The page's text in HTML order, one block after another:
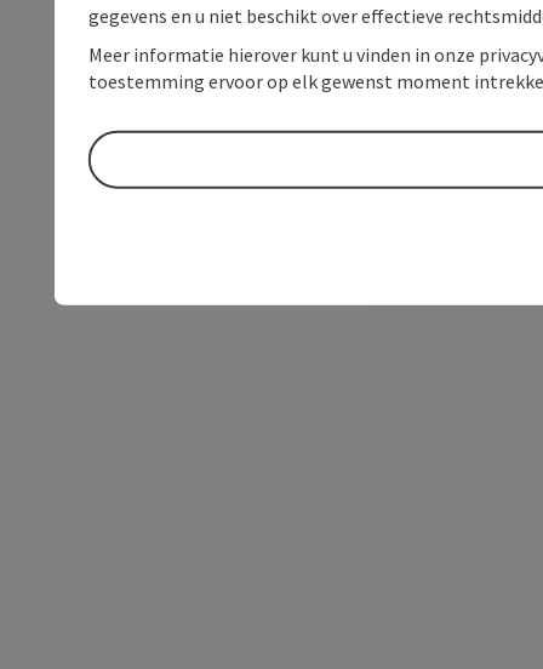
gegevens en u niet beschikt over effectieve
Meer informatie hierover kunt u vinden in onze
toestemming ervoor op elk gewenst moment